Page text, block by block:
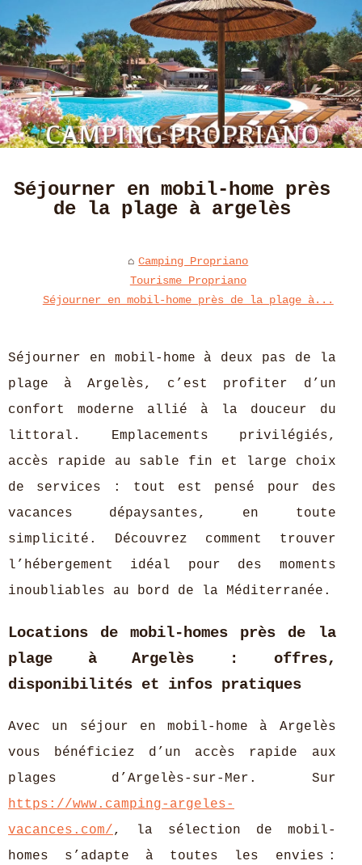
Séjourner en mobil-home près
de la plage à argelès
Camping Propriano
Tourisme Propriano
Séjourner en mobil-home près de la plage à...
Séjourner en mobil-home à deux pas de la
plage à Argelès, c’est profiter d’un
confort moderne allié à la douceur du
littoral. Emplacements privilégiés,
accès rapide au sable fin et large choix
de services : tout est pensé pour des
vacances dépaysantes, en toute
simplicité. Découvrez comment trouver
l’hébergement idéal pour des moments
inoubliables au bord de la Méditerranée.
Locations de mobil-homes près de la
plage à Argelès : offres,
disponibilités et infos pratiques
Avec un séjour en mobil-home à Argelès
vous bénéficiez d’un accès rapide aux
plages d’Argelès-sur-Mer. Sur
https://www.camping-argeles-
vacances.com/ , la sélection de mobil-
homes s’adapte à toutes les envies :